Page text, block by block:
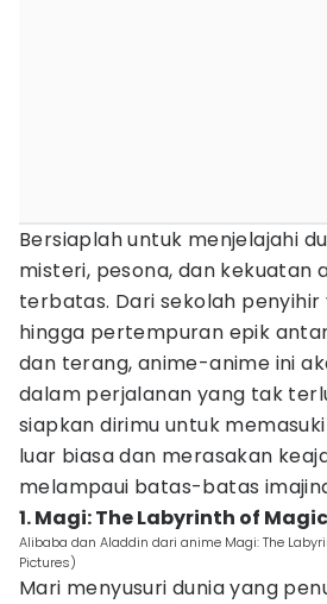
Bersiaplah untuk menjelajahi
misteri, pesona, dan kekuatan
terbatas. Dari sekolah
hingga pertempuran epik
dan terang, anime-anime ini
dalam perjalanan yang tak
siapkan dirimu untuk
luar biasa dan merasakan
melampaui batas-batas
1. Magi: The Labyrinth of
Alibaba dan Aladdin dari anime Magi: The
Pictures)
Mari menyusuri dunia yang